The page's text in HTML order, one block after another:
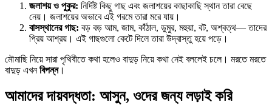
জলাশয় ও পুকুর: নির্দিষ্ট কিছু গাছ এবং জলাশয়ের কাছাকাছি স্থান তারা বেছে
নেয়। জলাশয়ের অভাবে এই গরমে তারা মরে যায়।
বাসস্থানের গাছ: বড় বড় আম, জাম, কাঁঠাল, ডুমুর, মহুয়া, বট, অশ্বত্থ— তাদের
প্রিয় আশ্রয়। এই গাছগুলো কেটে দিলে তারা উদ্বাস্তু হয়ে পড়ে।
মৌমাছি নিয়ে সারা পৃথিবীতে কথা হলেও বাদুড় নিয়ে কথা নেই বললেই চলে। মরতে মরতে
বাদুড় এখনবিপন্ন।
আমাদের দায়বদ্ধতা: আসুন, ওদের জন্য লড়াই করি